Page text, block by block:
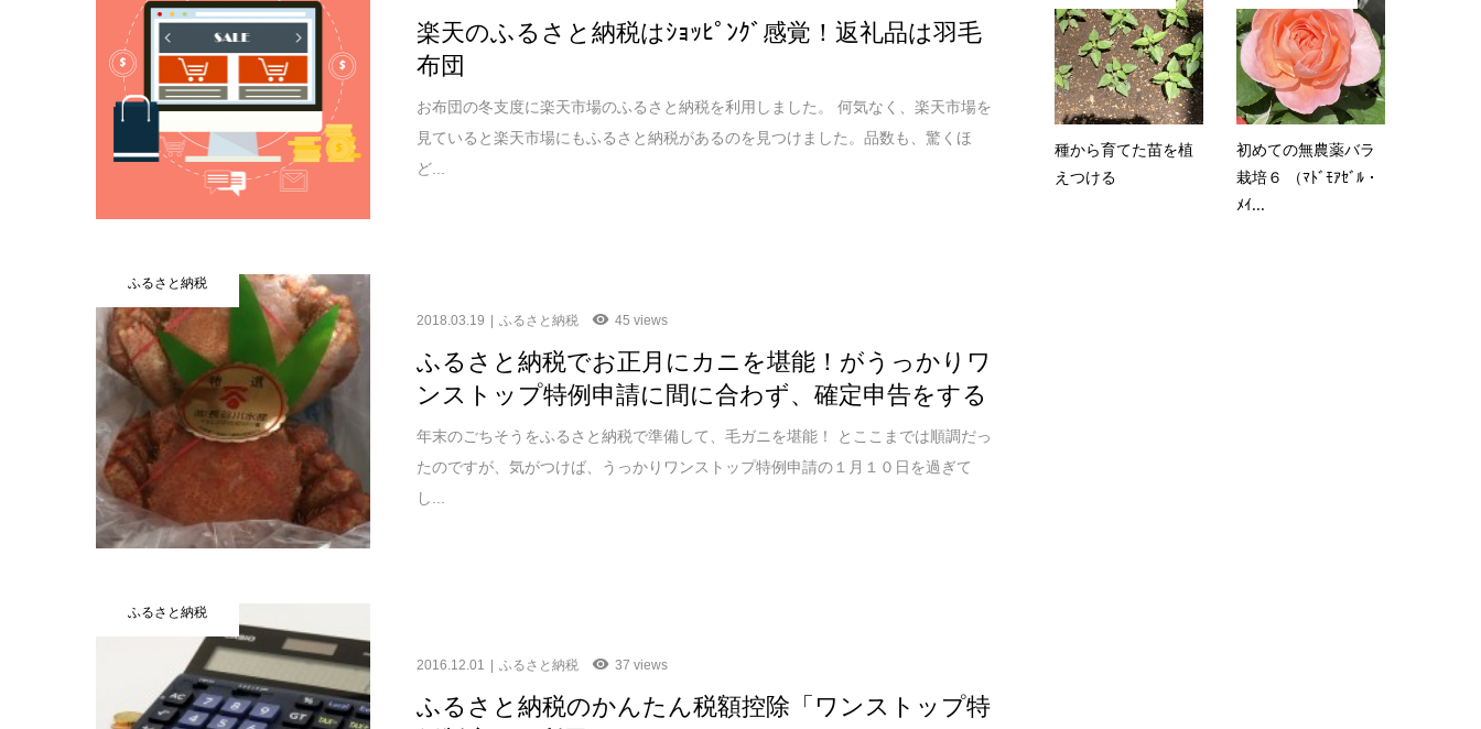
楽天のふるさと納税はｼｮｯﾋﾟﾝｸﾞ感覚！返礼品は羽毛
布団
お布団の冬支度に楽天市場のふるさと納税を利用しました。 何気なく、楽天市場を
見ていると楽天市場にもふるさと納税があるのを見つけました。品数も、驚くほ
ど...
ふるさと納税
2018.03.19 ふるさと納税 45 views
ふるさと納税でお正月にカニを堪能！がうっかりワ
ンストップ特例申請に間に合わず、確定申告をする
年末のごちそうをふるさと納税で準備して、毛ガニを堪能！ とここまでは順調だっ
たのですが、気がつけば、うっかりワンストップ特例申請の１月１０日を過ぎて
し...
ふるさと納税
2016.12.01 ふるさと納税 37 views
ふるさと納税のかんたん税額控除「ワンストップ特
種から育てた苗を植
えつける
初めての無農薬バラ
栽培６ （ﾏﾄﾞﾓｱｾﾞﾙ・
ﾒｲ...